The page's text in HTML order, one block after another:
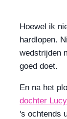
Hoewel ik
hardlopen.
wedstrijden
goed doet.
En na het
dochter Lucy
's ochtends